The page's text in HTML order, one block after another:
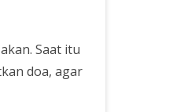
Saat itu
doa, agar